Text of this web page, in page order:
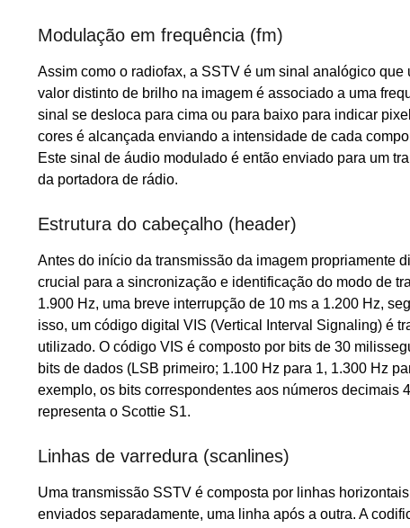
Modulação em frequência (fm)
Assim como o radiofax, a SSTV é um sinal analógico que
valor distinto de brilho na imagem é associado a uma
sinal se desloca para cima ou para baixo para indicar
cores é alcançada enviando a intensidade de cada
Este sinal de áudio modulado é então enviado para um
da portadora de rádio.
Estrutura do cabeçalho (header)
Antes do início da transmissão da imagem propriamente
crucial para a sincronização e identificação do modo de
1.900 Hz, uma breve interrupção de 10 ms a 1.200 Hz,
isso, um código digital VIS (Vertical Interval Signaling) é
utilizado. O código VIS é composto por bits de 30
bits de dados (LSB primeiro; 1.100 Hz para 1, 1.300 Hz
exemplo, os bits correspondentes aos números decimais
representa o Scottie S1.
Linhas de varredura (scanlines)
Uma transmissão SSTV é composta por linhas
enviados separadamente, uma linha após a outra. A